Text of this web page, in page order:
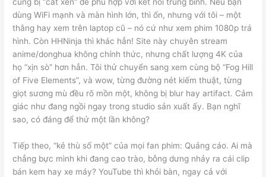
dùng WiFi mạnh và màn hình lớn, thì ổn, nhưng với tôi – một
thằng hay xem trên laptop cũ – nó cứ như xem phim 1080p trá
hình. Còn HHNinja thì khác hẳn! Site này chuyên stream
anime/donghua không chính thức, nhưng chất lượng 4K của
họ “xịn sò” hơn hẳn. Tôi thử chuyển sang xem cùng bộ “Fog Hill
of Five Elements”, và wow, từng đường nét kiếm thuật, từng
giọt sương mù đều rõ mồn một, không bị blur hay artifact. Cảm
giác như đang ngồi ngay trong studio sản xuất ấy. Bạn nghĩ
sao, có đáng để thử một lần không?
Tiếp theo, “kẻ thù số một” của mọi fan phim: Quảng cáo. Ai mà
chẳng bực mình khi đang cao trào, bỗng dưng nhảy ra cái clip
bán kem hay xe máy? YouTube thì khỏi bàn, ngay cả với